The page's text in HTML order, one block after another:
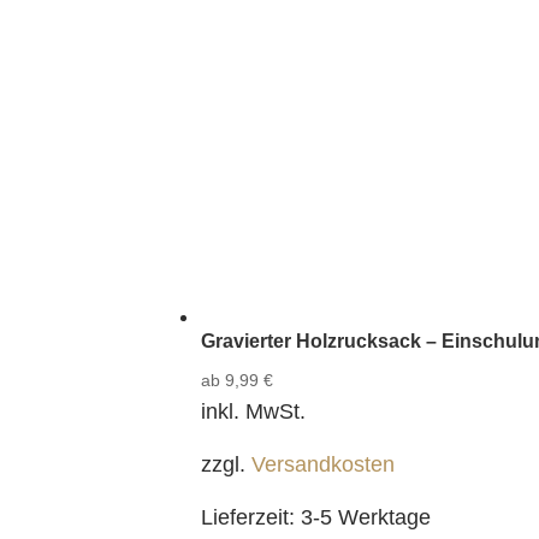
Gravierter Holzrucksack –
ab9,99€
inkl. MwSt.
zzgl.Versandkosten
Lieferzeit: 3-5 Werktage